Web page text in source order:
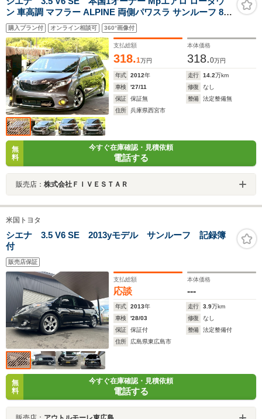
ン 車高調 マフラー ALPINE 両側パワスラ サンルーフ 8人
純正19inch
購入プラン付 オンライン相談可 360°画像付
支払総額
318.1万円
本体価格
318.0万円
年式 2012年 走行 14.2万km
車検
'27/11 修復
なし
保証
保証無 整備
法定整備無
住所
兵庫県西宮市
無
料
今すぐ在庫確認・見積依頼
電話する
販売店： 株式会社ＦＩＶＥＳＴＡＲ
米国トヨタ
シエナ 3.5 V6 SE 2013yモデル サンルーフ 記録簿
付
販売店保証
支払総額
応談
本体価格
---
年式 2013年 走行 3.9万km
車検
'28/03 修復
なし
保証
保証付 整備
法定整備付
住所
広島県東広島市
無
料
今すぐ在庫確認・見積依頼
電話する